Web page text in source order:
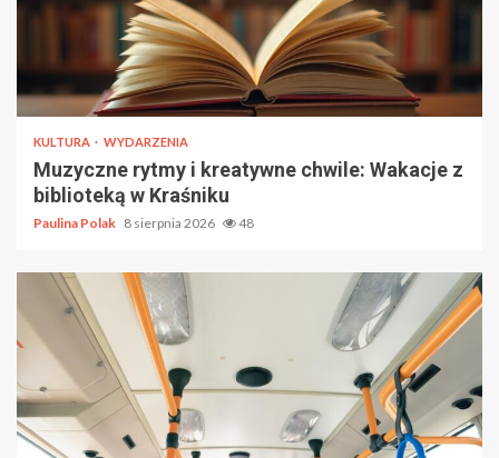
KULTURA WYDARZENIA
Muzyczne rytmy i kreatywne chwile: Wakacje z
biblioteką w Kraśniku
Paulina Polak 8 sierpnia 2026 48